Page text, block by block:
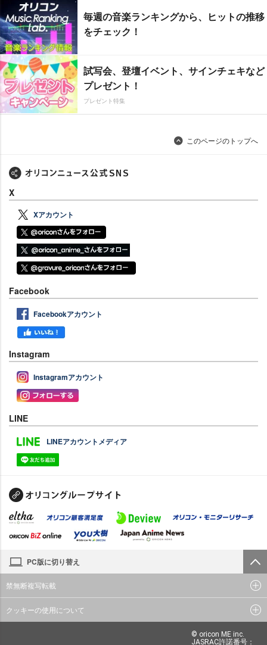
毎週の音楽ランキングから、ヒットの推移
をチェック！
試写会、登壇イベント、サインチェキなど
プレゼント！
プレゼント特集
このページのトップへ
X
Xアカウント
Facebook
Facebookアカウント
Instagram
Instagramアカウント
LINE
LINEアカウントメディア
PC版に切り替え
禁無断複写転載
クッキーの使用について
© oricon ME inc.
JASRAC許諾番号：